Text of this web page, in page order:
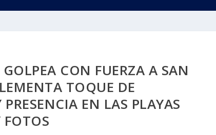
CON FUERZA A SAN
TOQUE DE
EN LAS PLAYAS
FOTOS